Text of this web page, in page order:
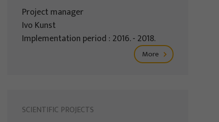
Project manager
Ivo Kunst
Implementation period : 2016. - 2018.
More
SCIENTIFIC PROJECTS